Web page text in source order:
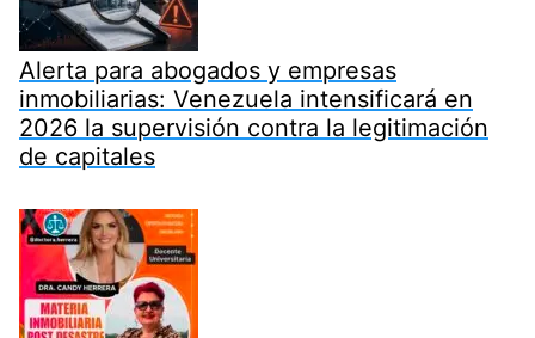
Alerta para abogados y empresas
inmobiliarias: Venezuela intensificará en
2026 la supervisión contra la legitimación
de capitales